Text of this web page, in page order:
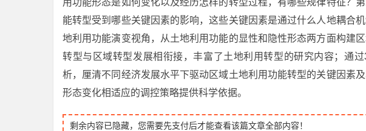
用功能形态是如何变化以及经历怎样的转型过程，有哪些规律特征？
能转型受到哪些关键因素的影响，这些关键因素是通过什么人地耦合
地利用功能演变视角，从土地利用功能的显性和隐性形态两方面构建
转型与区域转型发展相衔接，丰富了土地利用转型的研究内容；通
析，厘清不同经济发展水平下驱动区域土地利用功能转型的关键因素
形态变化相适应的调控策略提供科学依据。
剩余内容已隐藏，您需要先支付后才能查看该篇文章全部内容！